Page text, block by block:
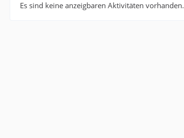
Es sind keine anzeigbaren Aktivitäten vorhanden.